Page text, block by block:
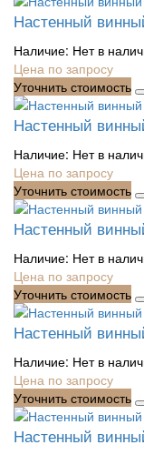
Настенный
Наличие: Нет в
Цена по запросу
Уточнить стоимость
Настенный
Наличие: Нет в
Цена по запросу
Уточнить стоимость
Настенный
Наличие: Нет в
Цена по запросу
Уточнить стоимость
Настенный
Наличие: Нет в
Цена по запросу
Уточнить стоимость
Настенный